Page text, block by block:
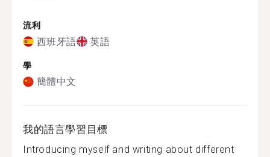
流利
西班牙語 英語
學
簡體中文
我的語言學習目標
Introducing myself and writing about different